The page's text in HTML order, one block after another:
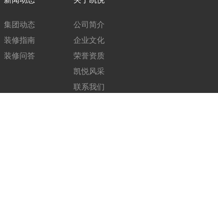
集团动态
装修指南
装修问答
公司简介
企业文化
荣誉资质
凯悦风采
联系我们